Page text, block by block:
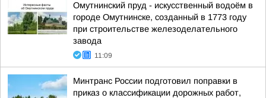
Омутнинский пруд - искусственный водоём в
городе Омутнинске, созданный в 1773 году
при строительстве железоделательного
завода
11:09
Минтранс России подготовил поправки в
приказ о классификации дорожных работ,